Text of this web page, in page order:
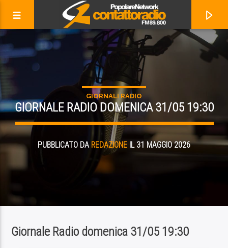
AUGUST DAY SONG
GIORNALI RADIO
GIORNALE RADIO DOMENICA 31/05 19:30
PUBBLICATO DA REDAZIONE IL 31 MAGGIO 2026
Giornale Radio domenica 31/05 19:30